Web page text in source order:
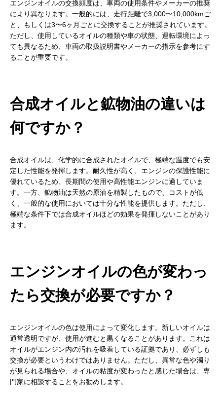
エンジンオイルの交換頻度は、車両の使用条件やメーカーの推奨
により異なります。一般的には、走行距離で3,000〜10,000kmご
と、もしくは3〜6ヶ月ごとに交換することが推奨されています。
ただし、使用しているオイルの種類や車の状態、運転環境によっ
ても異なるため、車両の取扱説明書やメーカーの指示を参考にす
ることが重要です。
合成オイルと鉱物油の違いは
何ですか？
合成オイルは、化学的に合成されたオイルで、極端な温度でも安
定した性能を発揮します。耐久性が高く、エンジンの保護性能に
優れているため、長期間の使用や高性能エンジンに適していま
す。一方、鉱物油は天然の原油を精製したもので、コストが低
く、一般的な使用においては十分な性能を提供します。ただし、
極端な条件下では合成オイルほどの効果を発揮しないことがあり
ます。
エンジンオイルの色が変わっ
たら交換が必要ですか？
エンジンオイルの色は使用によって変化します。新しいオイルは
通常透明ですが、使用が進むと黒くなることがあります。これは
オイルがエンジン内の汚れを吸着している証拠であり、必ずしも
交換が必要というわけではありません。ただし、異常な色や濁り
が見られる場合や、オイルの粘度が変わったと感じた場合は、専
門家に相談することをお勧めします。